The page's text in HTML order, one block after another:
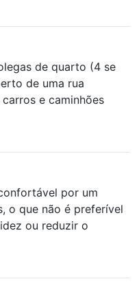
de quarto (4 se
de uma rua
e caminhões
por um
o que não é preferível
ou reduzir o